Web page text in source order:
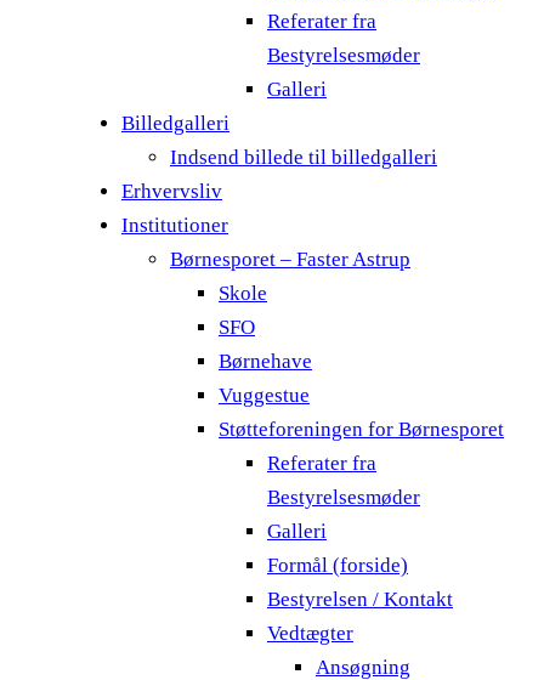
Referater fra
Bestyrelsesmøder
Galleri
Billedgalleri
Indsend billede til billedgalleri
Erhvervsliv
Institutioner
Børnesporet – Faster Astrup
Skole
SFO
Børnehave
Vuggestue
Støtteforeningen for Børnesporet
Referater fra
Bestyrelsesmøder
Galleri
Formål (forside)
Bestyrelsen / Kontakt
Vedtægter
Ansøgning